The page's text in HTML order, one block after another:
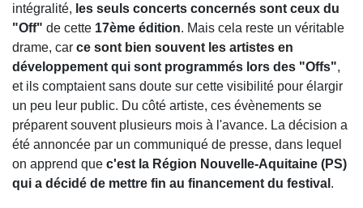
intégralité, les seuls concerts concernés sont ceux du
"Off" de cette 17ème édition. Mais cela reste un véritable
drame, car ce sont bien souvent les artistes en
développement qui sont programmés lors des "Offs",
et ils comptaient sans doute sur cette visibilité pour élargir
un peu leur public. Du côté artiste, ces évènements se
préparent souvent plusieurs mois à l'avance. La décision a
été annoncée par un communiqué de presse, dans lequel
on apprend que c'est la Région Nouvelle-Aquitaine (PS)
qui a décidé de mettre fin au financement du festival .